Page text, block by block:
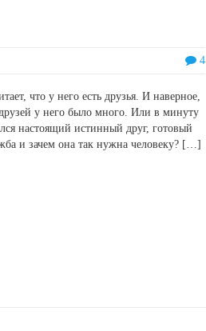
4
что у него есть друзья. И наверное,
у него было много. Или в минуту
настоящий истинный друг, готовый
и зачем она так нужна человеку? […]